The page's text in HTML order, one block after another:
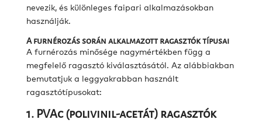
nevezik, és különleges faipari alkalmazásokban
használják.
A furnérozás során alkalmazott ragasztók típusai
A furnérozás minősége nagymértékben függ a
megfelelő ragasztó kiválasztásától. Az alábbiakban
bemutatjuk a leggyakrabban használt
ragasztótípusokat:
1. PVAc (polivinil-acetát) ragasztók